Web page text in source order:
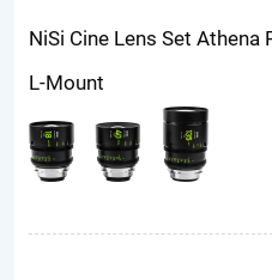
NiSi Cine Lens Set
L-Mount